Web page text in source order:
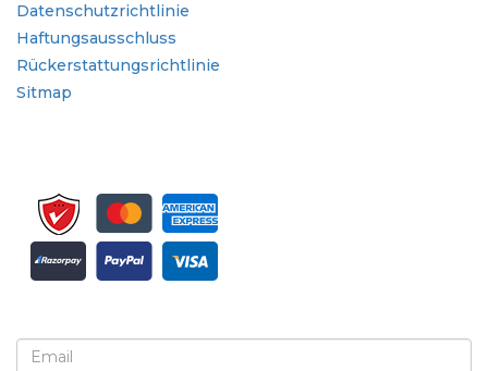
Datenschutzrichtlinie
Haftungsausschluss
Rückerstattungsrichtlinie
Sitmap